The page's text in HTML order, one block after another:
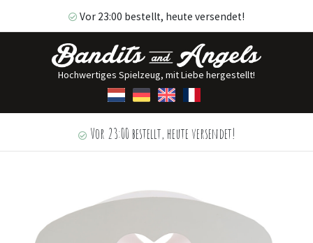
Vor 23:00 bestellt, heute versendet!
Hochwertiges Spielzeug, mit Liebe hergestellt!
Vor 23:00 bestellt, heute versendet!